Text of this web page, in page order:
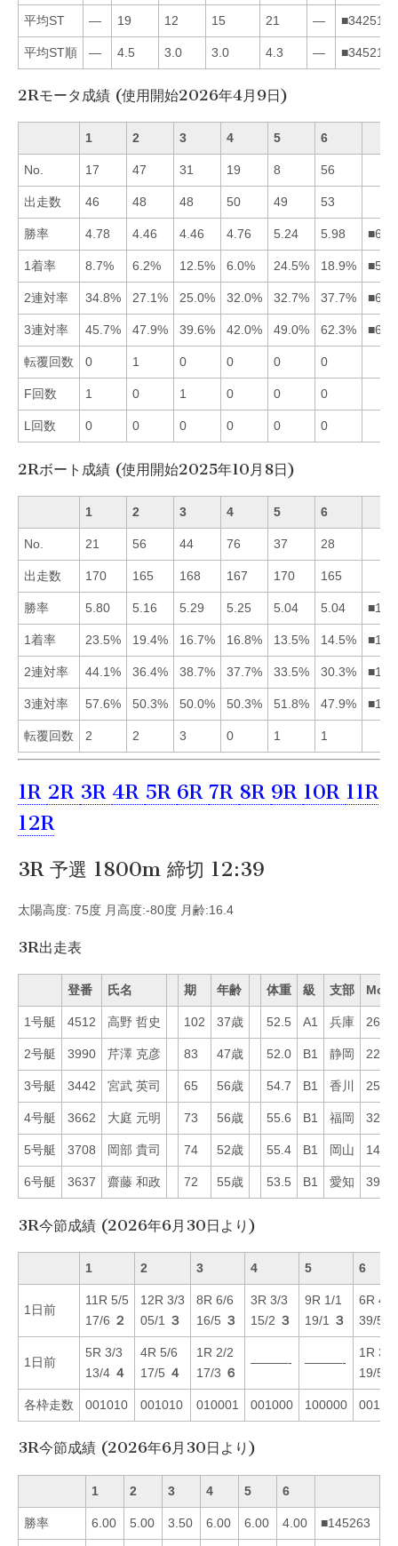
平均ST — 19 12 15 21 — ■342516
平均ST順 — 4.5 3.0 3.0 4.3 — ■345216
2Rモータ成績 (使用開始2026年4月9日)
1 2 3 4 5 6
No. 17 47 31 19 8 56
出走数 46 48 48 50 49 53
勝率 4.78 4.46 4.46 4.76 5.24 5.98
1着率 8.7% 6.2% 12.5% 6.0% 24.5% 18.9%
2連対率 34.8% 27.1% 25.0% 32.0% 32.7% 37.7%
3連対率 45.7% 47.9% 39.6% 42.0% 49.0% 62.3%
転覆回数 0 1 0 0 0 0
F回数 1 0 1 0 0 0
L回数 0 0 0 0 0 0
2Rボート成績 (使用開始2025年10月8日)
1 2 3 4 5 6
No. 21 56 44 76 37 28
出走数 170 165 168 167 170 165
勝率 5.80 5.16 5.29 5.25 5.04 5.04
1着率 23.5% 19.4% 16.7% 16.8% 13.5% 14.5%
2連対率 44.1% 36.4% 38.7% 37.7% 33.5% 30.3%
3連対率 57.6% 50.3% 50.0% 50.3% 51.8% 47.9%
転覆回数 2 2 3 0 1 1
1R 2R 3R 4R 5R 6R 7R 8R 9R 10R 11R
12R
3R 予選 1800m 締切 12:39
太陽高度: 75度 月高度:-80度 月齢:16.4
3R出走表
登番 氏名 期 年齢 体重 級 支部 Mo
1号艇 4512 高野 哲史 102 37歳 52.5 A1 兵庫 26
2号艇 3990 芹澤 克彦 83 47歳 52.0 B1 静岡 22
3号艇 3442 宮武 英司 65 56歳 54.7 B1 香川 25
4号艇 3662 大庭 元明 73 56歳 55.6 B1 福岡 32
5号艇 3708 岡部 貴司 74 52歳 55.4 B1 岡山 14
6号艇 3637 齋藤 和政 72 55歳 53.5 B1 愛知 39
3R今節成績 (2026年6月30日より)
1 2 3 4 5 6
1日前
11R 5/5
17/6 ２
12R 3/3
05/1
３
8R 6/6
16/5 ３
3R 3/3
15/2 ３
9R 1/1
19/1
３
6R 4/6
39/5
1日前
5R 3/3
13/4 ４
4R 5/6
17/5 ４
1R 2/2
17/3 ６
———- ———-
1R 3/3
19/5
各枠走数 001010 001010 010001 001000 100000
3R今節成績 (2026年6月30日より)
1 2 3 4 5 6
勝率 6.00 5.00 3.50 6.00 6.00 4.00 ■145263